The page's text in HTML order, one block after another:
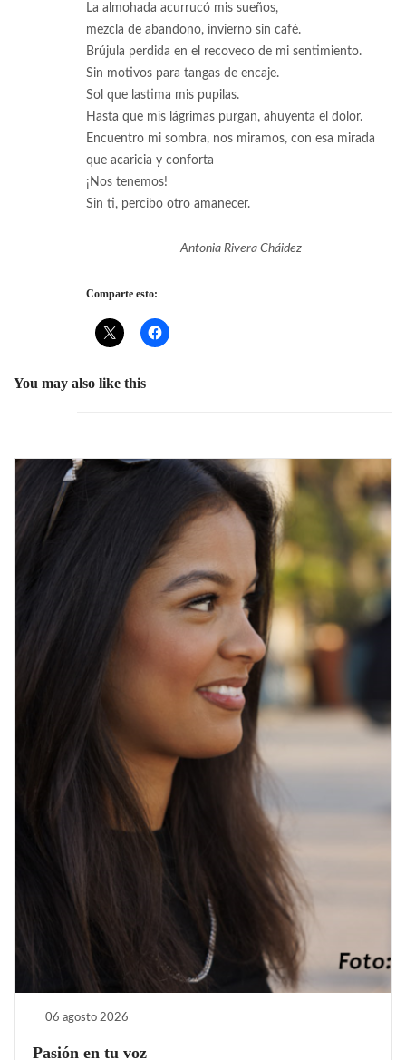
La almohada acurrucó mis sueños,
mezcla de abandono, invierno sin café.
Brújula perdida en el recoveco de mi sentimiento.
Sin motivos para tangas de encaje.
Sol que lastima mis pupilas.
Hasta que mis lágrimas purgan, ahuyenta el dolor.
Encuentro mi sombra, nos miramos, con esa mirada
que acaricia y conforta
¡Nos tenemos!
Sin ti, percibo otro amanecer.
Antonia Rivera Cháidez
Comparte esto:
You may also like this
06 agosto 2026
Pasión en tu voz